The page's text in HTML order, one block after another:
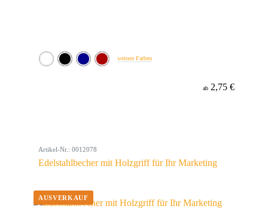
weitere Farben
ab 2,75 €
Artikel-Nr.: 0012078
Edelstahlbecher mit Holzgriff für Ihr Marketing